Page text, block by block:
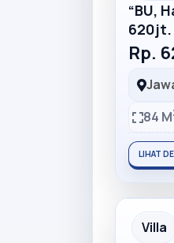
“BU,
620jt.
Rp.
84 M
LIHAT
Villa